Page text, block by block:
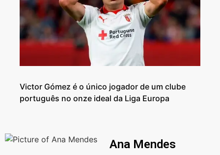
Victor Gómez é o único jogador de um clube
português no onze ideal da Liga Europa
Ana Mendes